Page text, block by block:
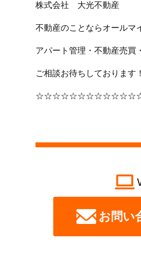
株式会社 大光不動産
不動産のことならオールマ
アパート管理・不動産売買
ご相談お待ちしております！
お問い